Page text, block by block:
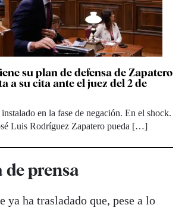
su plan de defensa de Zapatero
a su cita ante el juez del 2 de
en la fase de negación. En el shock.
Luis Rodríguez Zapatero pueda […]
de prensa
ya ha trasladado que, pese a lo